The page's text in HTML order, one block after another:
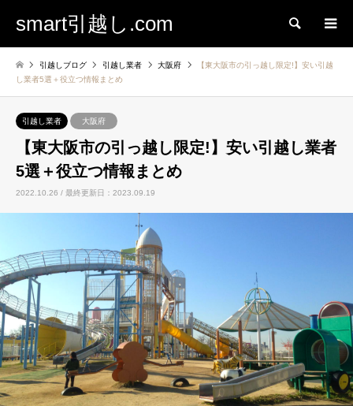
smart引越し.com 検索
引越しブログ 引越し業者 大阪府
【東大阪市の引っ越し限定!】安い引越
し業者5選＋役立つ情報まとめ
引越し業者 大阪府
【東大阪市の引っ越し限定!】安い引越し業者
5選＋役立つ情報まとめ
2022.10.26 / 最終更新日：2023.09.19